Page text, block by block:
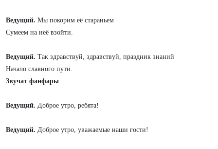
Ведущий. Мы покорим её стараньем
Сумеем на неё взойти.
Ведущий. Так здравствуй, здравствуй, праздник знаний
Начало славного пути.
Звучат фанфары.
Ведущий. Доброе утро, ребята!
Ведущий. Доброе утро, уважаемые наши гости!